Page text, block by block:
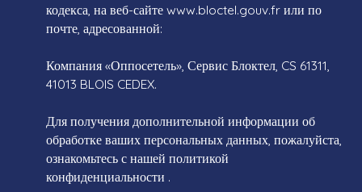
кодекса, на веб-сайте www.bloctel.gouv.fr или по
почте, адресованной:
Компания «Оппосетель», Сервис Блоктел, CS 61311,
41013 BLOIS CEDEX.
Для получения дополнительной информации об
обработке ваших персональных данных, пожалуйста,
ознакомьтесь с нашей политикой
конфиденциальности .